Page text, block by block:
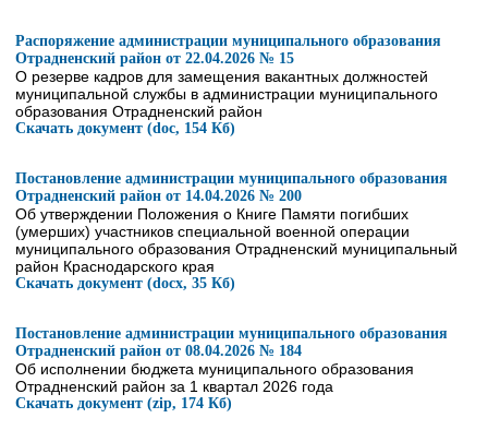
Распоряжение администрации муниципального образования
Отрадненский район от 22.04.2026 № 15
О резерве кадров для замещения вакантных должностей
муниципальной службы в администрации муниципального
образования Отрадненский район
Скачать документ (doc, 154 Кб)
Постановление администрации муниципального образования
Отрадненский район от 14.04.2026 № 200
Об утверждении Положения о Книге Памяти погибших
(умерших) участников специальной военной операции
муниципального образования Отрадненский муниципальный
район Краснодарского края
Скачать документ (docx, 35 Кб)
Постановление администрации муниципального образования
Отрадненский район от 08.04.2026 № 184
Об исполнении бюджета муниципального образования
Отрадненский район за 1 квартал 2026 года
Скачать документ (zip, 174 Кб)